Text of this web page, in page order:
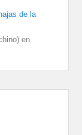
de la
en